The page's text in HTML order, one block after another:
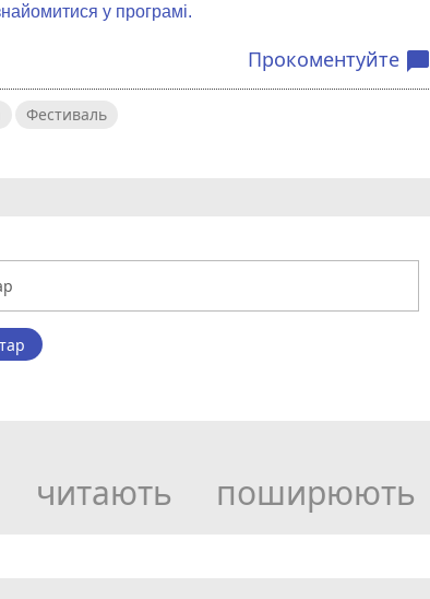
у програмі.
Прокоментуйте chat_bubble
Фестиваль
читають поширюють